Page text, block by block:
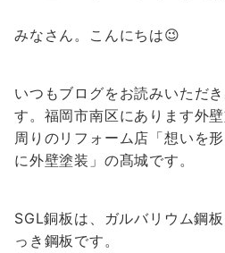
みなさん。こんにちは😉
いつもブログをお読みいただ
す。福岡市南区にあります外
周りのリフォーム店「想いを
に外壁塗装」の髙城です。
SGL銅板は、ガルバリウム鋼
っき鋼板です。